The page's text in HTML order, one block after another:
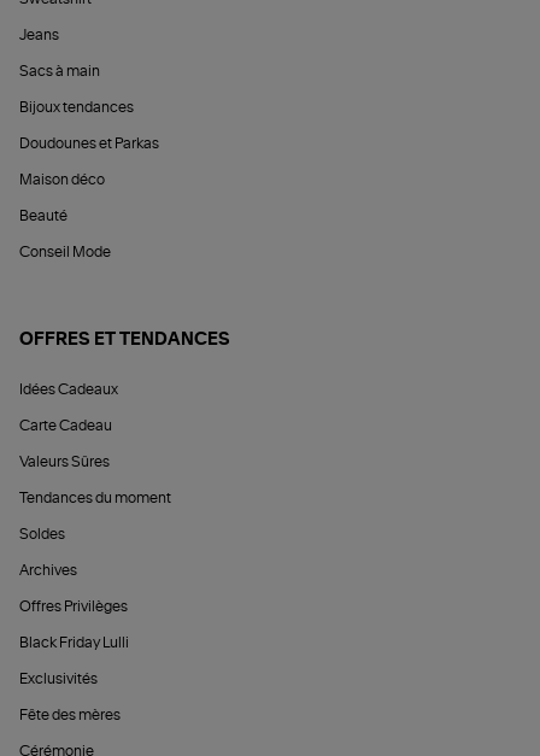
Jeans
Sacs à main
Bijoux tendances
Doudounes et Parkas
Maison déco
Beauté
Conseil Mode
OFFRES ET TENDANCES
Idées Cadeaux
Carte Cadeau
Valeurs Sûres
Tendances du moment
Soldes
Archives
Offres Privilèges
Black Friday Lulli
Exclusivités
Fête des mères
Cérémonie